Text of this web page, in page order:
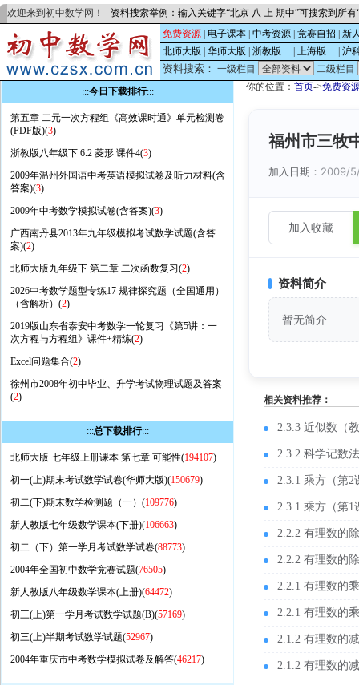
欢迎来到初中数学网！ 资料搜索举例：输入关键字“北京 八 上 期中”可搜索到所
免费资源 电子课本 中考资源 竞赛自招
新
北师大版
华师大版 浙教版 上海版 沪
资料搜索： 一级栏目
二级栏目
:::今日下载排行:::
第五章 二元一次方程组《高效课时通》单元检测卷
(PDF版)(3)
浙教版八年级下 6.2 菱形 课件4(3)
2009年温州外国语中考英语模拟试卷及听力材料(含
答案)(3)
2009年中考数学模拟试卷(含答案)(3)
广西南丹县2013年九年级模拟考试数学试题(含答
案)(2)
北师大版九年级下 第二章 二次函数复习(2)
2026中考数学题型专练17 规律探究题（全国通用）
（含解析）(2)
2019版山东省泰安中考数学一轮复习《第5讲：一
次方程与方程组》课件+精练(2)
Excel问题集合(2)
徐州市2008年初中毕业、升学考试物理试题及答案
(2)
:::总下载排行:::
北师大版 七年级上册课本 第七章 可能性(194107)
初一(上)期末考试数学试卷(华师大版)(150679)
初二(下)期末数学检测题（一）(109776)
新人教版七年级数学课本(下册)(106663)
初二（下）第一学月考试数学试卷(88773)
2004年全国初中数学竞赛试题(76505)
新人教版八年级数学课本(上册)(64472)
初三(上)第一学月考试数学试题(B)(57169)
初三(上)半期考试数学试题(52967)
2004年重庆市中考数学模拟试卷及解答(46217)
你的位置： 首页->免费资
福州市三牧
加入日期： 2009/
加入收藏
资料简介
暂无简介
相关资料推荐：
2.3.3 近似数（
2.3.2 科学记数
2.3.1 乘方（第
2.3.1 乘方（第
2.2.2 有理数的
2.2.2 有理数的
2.2.1 有理数的
2.2.1 有理数的
2.1.2 有理数的
2.1.2 有理数的